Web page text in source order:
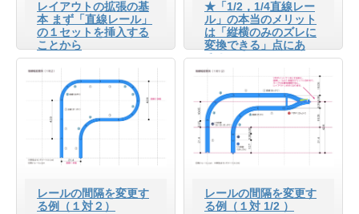
レイアウトの拡張の基
本 まず「直線レール」
の１セットを挿入する
ことから
★「1/2，1/4直線レー
ル」の本当のメリット
は「縦横のみのズレに
変換できる」点にあ
る！
レールの間隔を変更す
る例（１対２）
レールの間隔を変更す
る例（１対 1/2 ）